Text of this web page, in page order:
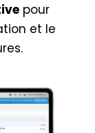
pour
et le